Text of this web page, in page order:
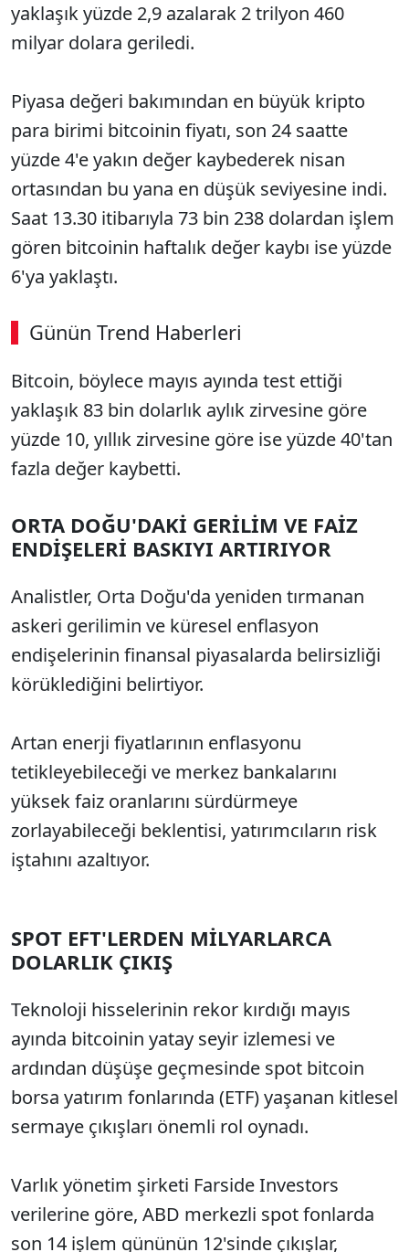
yaklaşık yüzde 2,9 azalarak 2 trilyon 460
milyar dolara geriledi.
Piyasa değeri bakımından en büyük kripto
para birimi bitcoinin fiyatı, son 24 saatte
yüzde 4'e yakın değer kaybederek nisan
ortasından bu yana en düşük seviyesine indi.
Saat 13.30 itibarıyla 73 bin 238 dolardan işlem
gören bitcoinin haftalık değer kaybı ise yüzde
6'ya yaklaştı.
Günün Trend Haberleri
Bitcoin, böylece mayıs ayında test ettiği
yaklaşık 83 bin dolarlık aylık zirvesine göre
yüzde 10, yıllık zirvesine göre ise yüzde 40'tan
fazla değer kaybetti.
ORTA DOĞU'DAKİ GERİLİM VE FAİZ
ENDİŞELERİ BASKIYI ARTIRIYOR
Analistler, Orta Doğu'da yeniden tırmanan
askeri gerilimin ve küresel enflasyon
endişelerinin finansal piyasalarda belirsizliği
körüklediğini belirtiyor.
Artan enerji fiyatlarının enflasyonu
tetikleyebileceği ve merkez bankalarını
yüksek faiz oranlarını sürdürmeye
zorlayabileceği beklentisi, yatırımcıların risk
iştahını azaltıyor.
SPOT EFT'LERDEN MİLYARLARCA
DOLARLIK ÇIKIŞ
Teknoloji hisselerinin rekor kırdığı mayıs
ayında bitcoinin yatay seyir izlemesi ve
ardından düşüşe geçmesinde spot bitcoin
borsa yatırım fonlarında (ETF) yaşanan kitlesel
sermaye çıkışları önemli rol oynadı.
Varlık yönetim şirketi Farside Investors
verilerine göre, ABD merkezli spot fonlarda
son 14 işlem gününün 12'sinde çıkışlar,